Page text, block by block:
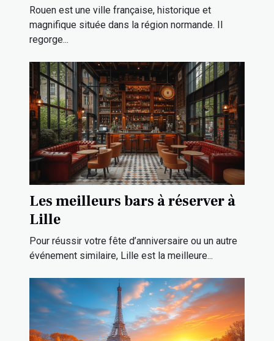
Rouen est une ville française, historique et
magnifique située dans la région normande. Il
regorge...
Les meilleurs bars à réserver à
Lille
Pour réussir votre fête d’anniversaire ou un autre
événement similaire, Lille est la meilleure...